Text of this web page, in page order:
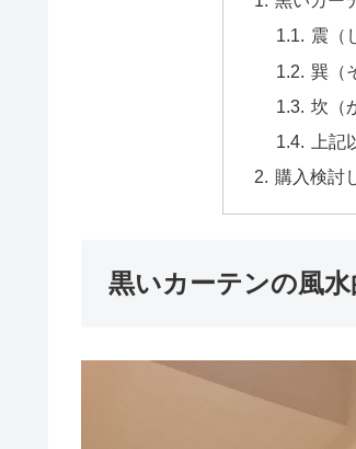
震（
巽（
坎（
上
購入検討
黒いカーテンの風